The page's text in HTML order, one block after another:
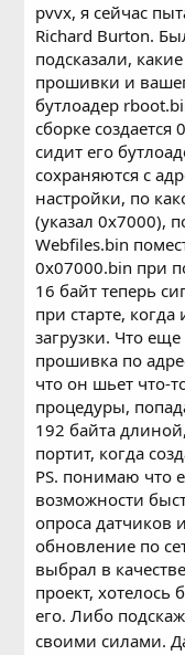
pvvx, я сейчас
Richard Burton.
подсказали,
прошивки и
бутлоадер
сборке
сидит его
сохраняются с
настройки, по
(указал 0x7000),
Webfiles.bin
0x07000.bin при
16 байт теперь
при старте,
загрузки. Что
прошивка по
что он шьет что-
процедуры,
192 байта
портит, когда
PS. понимаю что
возможности
опроса датчиков
обновление по
выбрал в
проект,
его. Либо
своими силами.